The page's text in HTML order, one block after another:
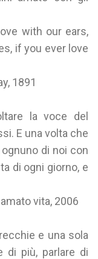
with our ears,
if you ever love
1891
la voce del
E una volta che
di noi con
di ogni giorno, e
vita, 2006
e una sola
di più, parlare di